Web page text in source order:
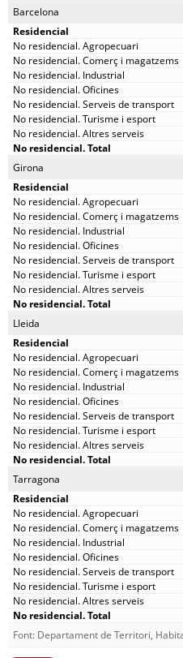
Barcelona
Girona
Lleida
Tarragona
Font: Departament de Territori,